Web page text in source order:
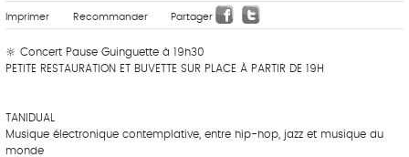
Imprimer Recommander Partager
🔆 Concert Pause Guinguette à 19h30
PETITE RESTAURATION ET BUVETTE SUR PLACE À PARTIR DE 19H
TANIDUAL
Musique électronique contemplative, entre hip-hop, jazz et musique du
monde